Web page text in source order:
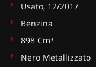
Usato, 12/2017
Benzina
898 Cm³
Nero Metallizzato